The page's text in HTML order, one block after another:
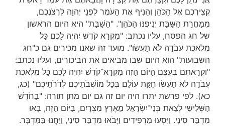
קְצִירְכֶם אֶל הַכֹּהֵן וְהֵנִיף אֶת הָעֹמֶר לִפְנֵי יְהוָה לִרְצֹנְכֶם,
מִמָּחֳרַת הַשַּׁבָּת יְנִיפֶנּוּ הַכֹּהֵן". "הַשַּׁבָּת" היא היום הראשון
של חג הפסח, עליו נכתב: "מִקְרָא קֹדֶשׁ יִהְיֶה לָכֶם כָּל
מְלֶאכֶת עֲבֹדָה לֹא תַעֲשׂוּ". מועד זה שאנו מכירים גם כ"חג
השבועות" הוא היום שבו מביאים את הביכורים, ועליו נכתב:
"וּקְרָאתֶם בְּעֶצֶם הַיּוֹם הַזֶּה מִקְרָא־קֹדֶשׁ יִהְיֶה לָכֶם כָּל מְלֶאכֶת
עֲבֹדָה לֹא תַעֲשׂוּ חֻקַּת עוֹלָם בְּכָל מוֹשְׁבֹתֵיכֶם לְדֹרֹתֵיכֶם" (כג,
כא). לפי פרשת יתרו היה יום זה גם יום מתן תורה: "בַּחֹדֶשׁ
הַשְּׁלִישִׁי לְצֵאת בְּנֵי־יִשְׂרָאֵל מֵאֶרֶץ מִצְרָיִם, בַּיּוֹם הַזֶּה, בָּאוּ
מִדְבַּר סִינָי. וַיִּסְעוּ מֵרְפִידִים וַיָּבֹאוּ מִדְבַּר סִינַי, וַיַּחֲנוּ בַּמִּדְבָּר.